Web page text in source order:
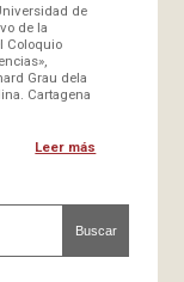
de
de la
Coloquio
Grau dela
Cartagena
Leer más
Buscar